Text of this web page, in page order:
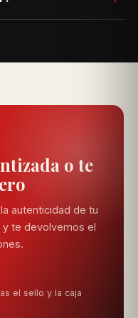
se ajustan a ti.
o te
autenticidad de tu
te devolvemos el
el sello y la caja